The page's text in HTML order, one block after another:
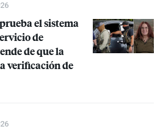
el sistema
de
de que la
verificación de